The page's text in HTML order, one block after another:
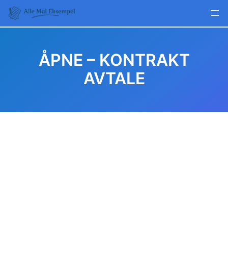
Skip
content
ÅPNE – KONTRAKT
AVTALE